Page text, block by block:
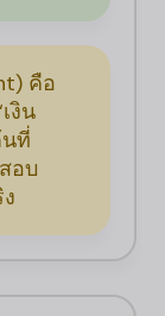
คือ
งิน
นที่
อบ